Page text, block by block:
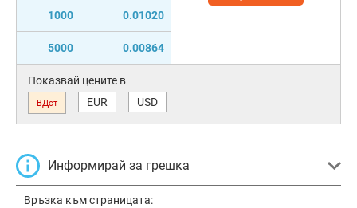
1000 0.01020
5000 0.00864
Показвай цените в
ВДст EUR USD
Информирай за грешка
Връзка към страницата: